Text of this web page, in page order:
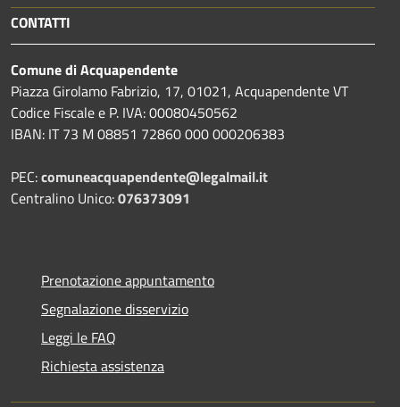
CONTATTI
Comune di Acquapendente
Piazza Girolamo Fabrizio, 17, 01021, Acquapendente VT
Codice Fiscale e P. IVA: 00080450562
IBAN: IT 73 M 08851 72860 000 000206383
PEC:comuneacquapendente@legalmail.it
Centralino Unico:076373091
Prenotazione appuntamento
Segnalazione disservizio
Leggi le FAQ
Richiesta assistenza